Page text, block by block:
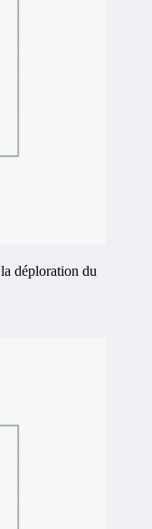
déploration du